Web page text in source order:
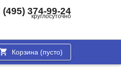
(495) 374-99-24
круглосуточно
Корзина (пусто)